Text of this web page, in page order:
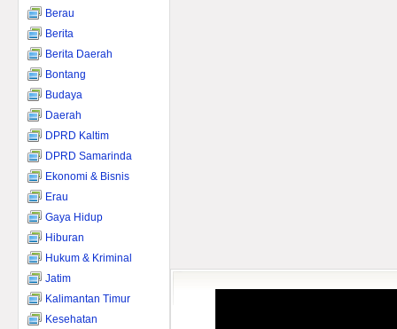
Berau
Berita
Berita Daerah
Bontang
Budaya
Daerah
DPRD Kaltim
DPRD Samarinda
Ekonomi & Bisnis
Erau
Gaya Hidup
Hiburan
Hukum & Kriminal
Jatim
Kalimantan Timur
Kesehatan